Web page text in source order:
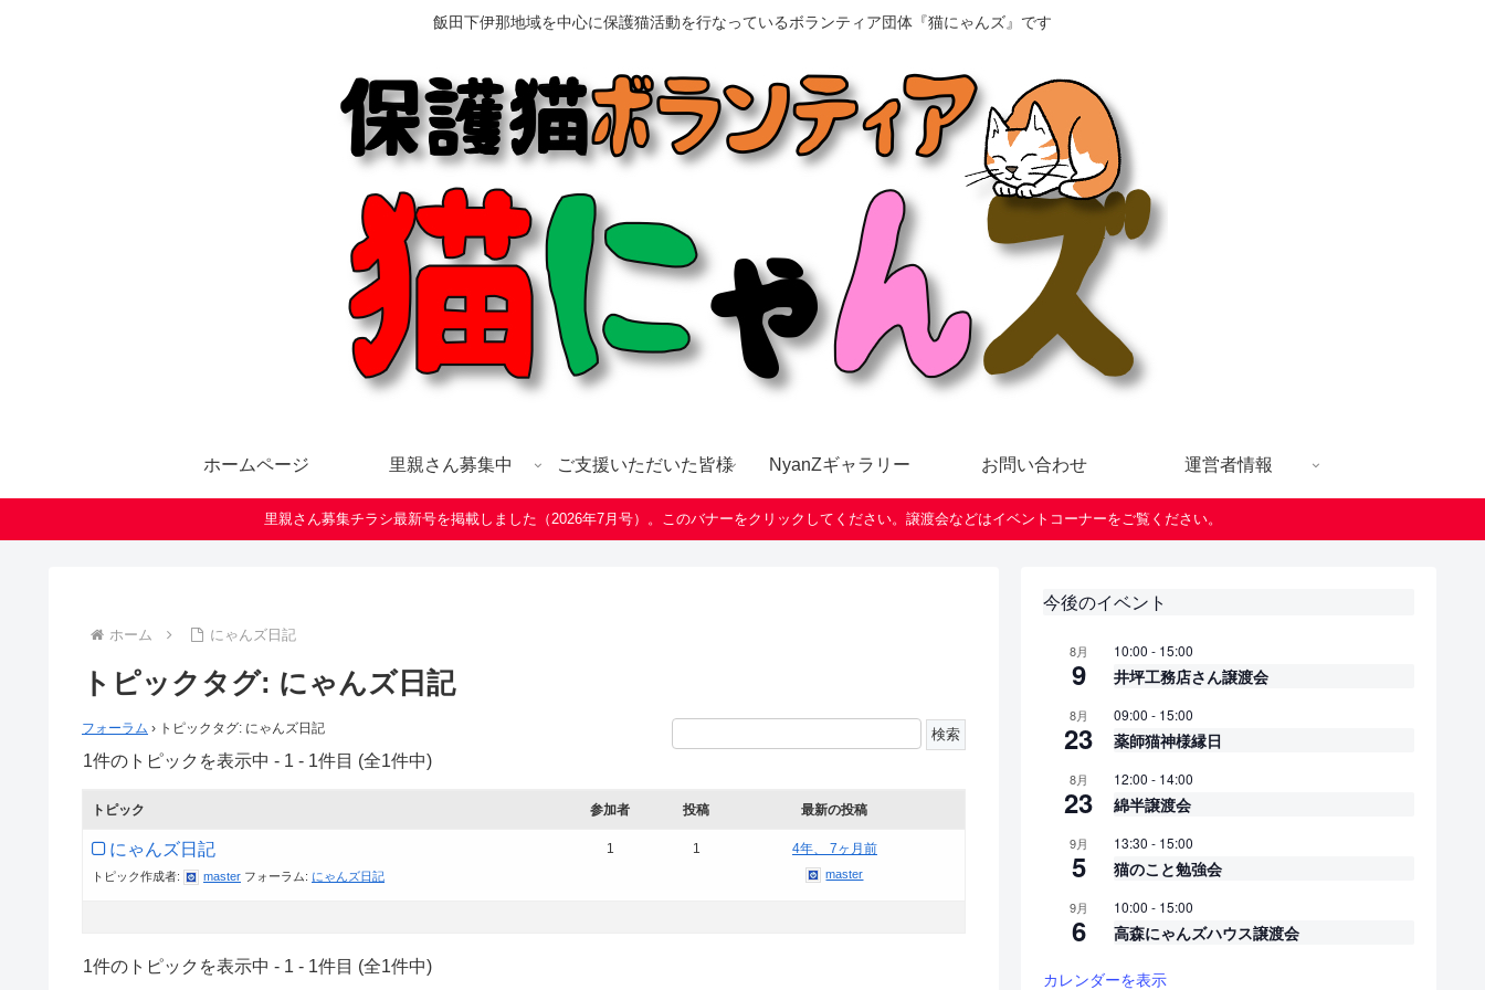
飯田下伊那地域を中心に保護猫活動を行なっているボランティア団体『猫にゃんズ』です
ホームページ 里親さん募集中 ご支援いただいた皆様 NyanZギャラリー お問い合わせ 運営者情報
里親さん募集チラシ最新号を掲載しました（2026年7月号）。このバナーをクリックしてください。譲渡会などはイベントコーナーをご覧ください。
ホーム にゃんズ日記
トピックタグ: にゃんズ日記
フォーラム › トピックタグ: にゃんズ日記
1件のトピックを表示中 - 1 - 1件目 (全1件中)
トピック 参加者 投稿 最新の投稿
にゃんズ日記
トピック作成者: master フォーラム: にゃんズ日記
1 1 4年、 7ヶ月前
master
1件のトピックを表示中 - 1 - 1件目 (全1件中)
今後のイベント
8月
9
10:00 - 15:00
井坪工務店さん譲渡会
8月
23
09:00 - 15:00
薬師猫神様縁日
8月
23
12:00 - 14:00
綿半譲渡会
9月
5
13:30 - 15:00
猫のこと勉強会
9月
6
10:00 - 15:00
高森にゃんズハウス譲渡会
カレンダーを表示